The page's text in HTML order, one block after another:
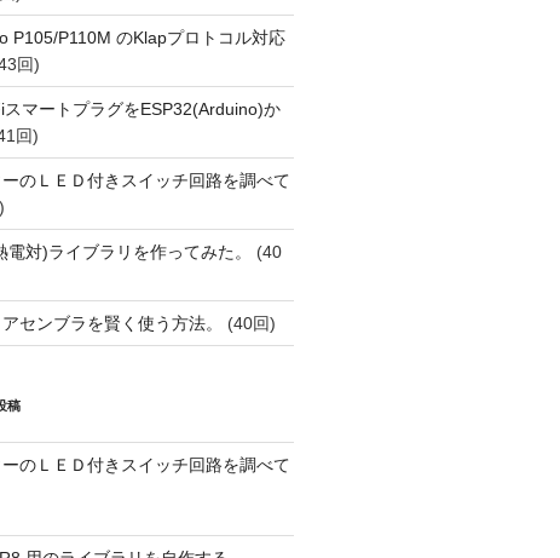
P105/P110M のKlapプロトコル対応
回)
マートプラグをESP32(Arduino)か
回)
のＬＥＤ付きスイッチ回路を調べて
電対)ライブラリを作ってみた。
(40
センブラを賢く使う方法。 (40回)
稿
のＬＥＤ付きスイッチ回路を調べて